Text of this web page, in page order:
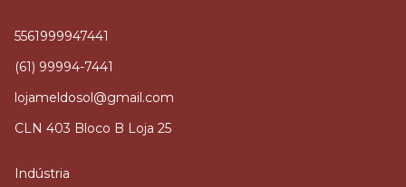
5561999947441
(61) 99994-7441
lojameldosol@gmail.com
CLN 403 Bloco B Loja 25
Indústria